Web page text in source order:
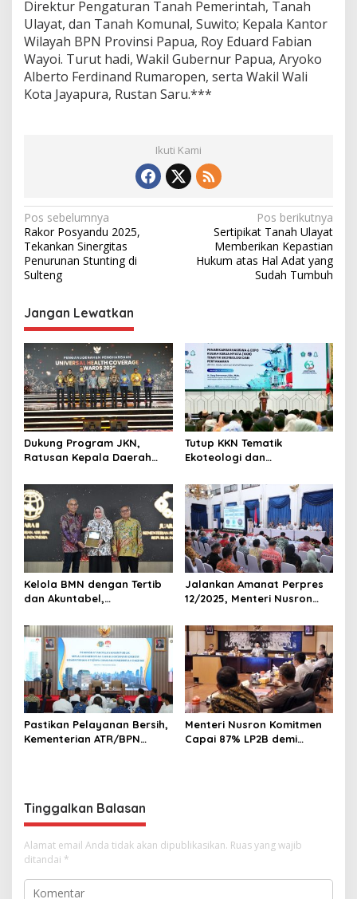
Direktur Pengaturan Tanah Pemerintah, Tanah
Ulayat, dan Tanah Komunal, Suwito; Kepala Kantor
Wilayah BPN Provinsi Papua, Roy Eduard Fabian
Wayoi. Turut hadi, Wakil Gubernur Papua, Aryoko
Alberto Ferdinand Rumaropen, serta Wakil Wali
Kota Jayapura, Rustan Saru.***
Ikuti Kami
N
a
v
g
a
s
i
p
o
s
Pos sebelumnya
Rakor Posyandu 2025,
Tekankan Sinergitas
Penurunan Stunting di
Sulteng
Pos berikutnya
Sertipikat Tanah Ulayat
Memberikan Kepastian
Hukum atas Hal Adat yang
Sudah Tumbuh
Jangan Lewatkan
Dukung Program JKN,
Ratusan Kepala Daerah
UHC Awards 2026.
Tutup KKN Tematik
Ekoteologi dan
Apresiasi Peran Mahasiswa
dalam Pencatatan Bidang
Tanah Wakaf
Kelola BMN dengan Tertib
dan Akuntabel,
Terima Anugerah Reksa
Bandha 2025
Jalankan Amanat Perpres
12/2025, Menteri Nusron
Lakukan Revisi Rencana
Tata Ruang
Pastikan Pelayanan Bersih,
Kementerian ATR/BPN
Menteri Nusron Komitmen
Capai 87% LP2B demi
Tinggalkan Balasan
Alamat email Anda tidak akan dipublikasikan. Ruas yang wajib
ditandai *